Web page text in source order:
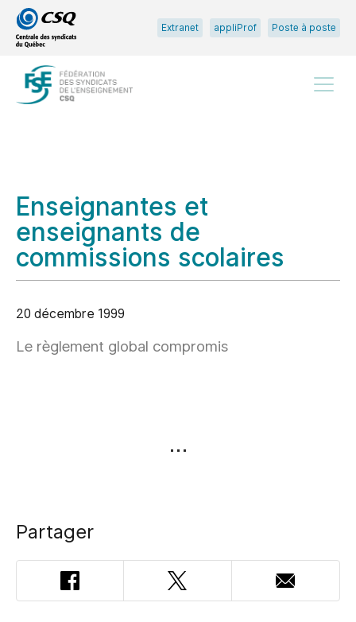
Passer
au
menu
principal
Passer
au
contenu
Extranet appliProf Poste à poste
Enseignantes et
enseignants de
commissions scolaires
20 décembre 1999
Le règlement global compromis
Partager
Facebook Twitter
Adresse
courriel